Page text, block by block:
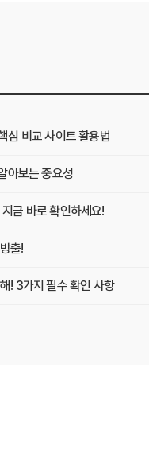
심 비교 사이트 활용법
아보는 중요성
금 바로 확인하세요!
출!
! 3가지 필수 확인 사항